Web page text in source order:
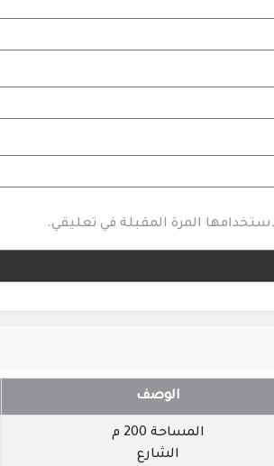
المرة المقبلة في تعليقي.
الوصف
المساحة 200 م
الشارع